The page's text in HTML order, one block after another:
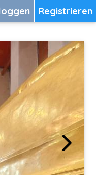
Registrieren